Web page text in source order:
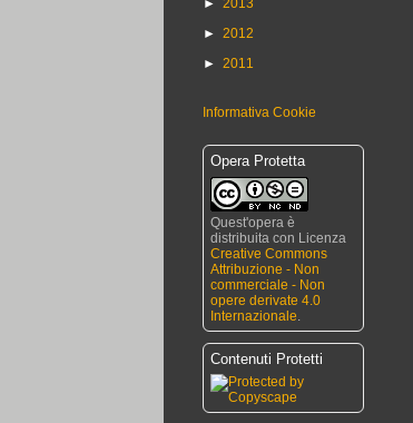
► 2013
► 2012
► 2011
Informativa Cookie
Opera Protetta
Quest'opera è
distribuita con Licenza
Creative Commons
Attribuzione - Non
commerciale - Non
opere derivate 4.0
Internazionale
Contenuti Protetti